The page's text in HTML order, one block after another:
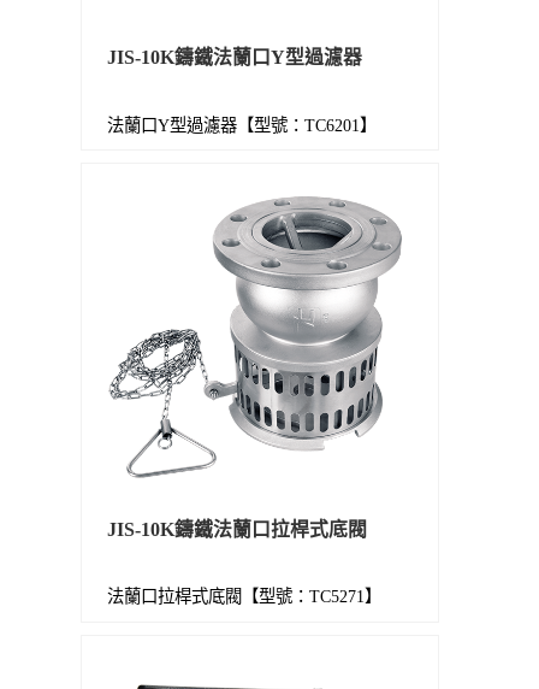
JIS-10K鑄鐵法蘭口Y型過濾器
法蘭口Y型過濾器【型號：TC6201】
JIS-10K鑄鐵法蘭口拉桿式底閥
法蘭口拉桿式底閥【型號：TC5271】